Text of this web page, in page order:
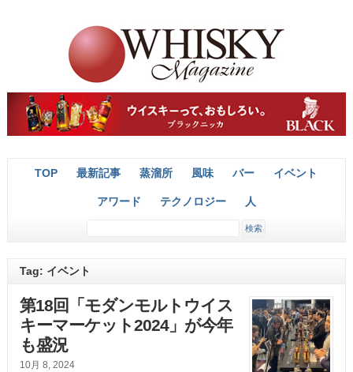
TOP 最新記事 蒸溜所 風味 バー イベント
アワード テクノロジー 人
Tag: イベント
第18回「モダンモルトウイス
キーマーケット2024」が今年
も盛況
10月 8, 2024